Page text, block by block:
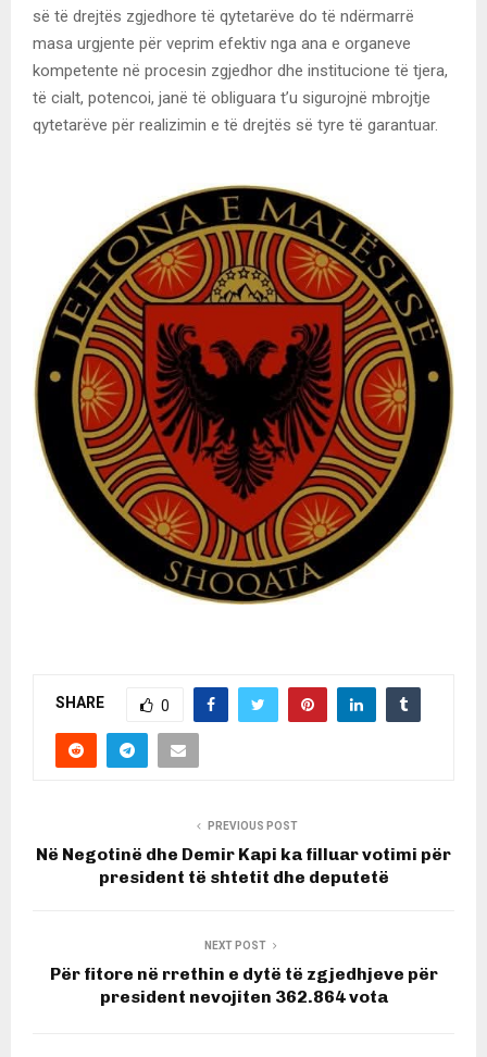
së të drejtës zgjedhore të qytetarëve do të ndërmarrë
masa urgjente për veprim efektiv nga ana e organeve
kompetente në procesin zgjedhor dhe institucione të tjera,
të cialt, potencoi, janë të obliguara t’u sigurojnë mbrojtje
qytetarëve për realizimin e të drejtës së tyre të garantuar.
SHARE 0
PREVIOUS POST
Në Negotinë dhe Demir Kapi ka filluar votimi për
president të shtetit dhe deputetë
NEXT POST
Për fitore në rrethin e dytë të zgjedhjeve për
president nevojiten 362.864 vota